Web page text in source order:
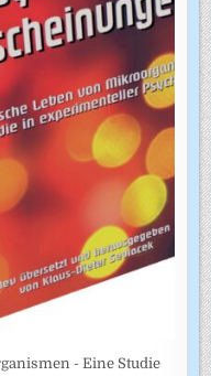
- Eine Studie